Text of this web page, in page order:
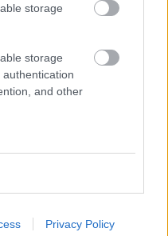
storage
storage
and other
Privacy Policy
con sólo 36 en 2023 y
países sin inmunidad
del número de
en el 94%.
en Facebook!